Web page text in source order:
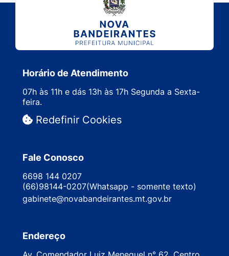
Horário de Atendimento
07h às 11h e dás 13h às 17h Segunda a Sexta-
feira.
Redefinir Cookies
Fale Conosco
6698 144 0207
(66)98144-0207(Whatsapp - somente texto)
gabinete@novabandeirantes.mt.gov.br
Endereço